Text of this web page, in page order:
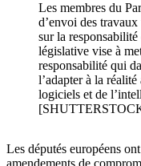
Les membres du
d’envoi des
sur la
législative vise à
responsabilité qui
l’adapter à la
logiciels et de
Les députés européens